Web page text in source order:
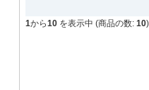
1から10 を表示中 (商品の数: 10)